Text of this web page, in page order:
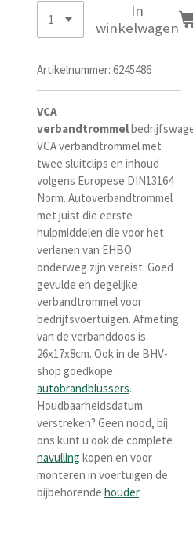
In
winkelwagen
Artikelnummer: 6245486
VCA
verbandtrommel
VCA verbandtrommel met
twee sluitclips en inhoud
volgens Europese DIN13164
Norm. Autoverbandtrommel
met juist die eerste
hulpmiddelen die voor het
verlenen van EHBO
onderweg zijn vereist. Goed
gevulde en degelijke
verbandtrommel voor
bedrijfsvoertuigen. Afmeting
van de verbanddoos is
26x17x8cm. Ook in de BHV-
shop goedkope
autobrandblussers.
Houdbaarheidsdatum
verstreken? Geen nood, bij
ons kunt u ook de complete
navulling kopen en voor
monteren in voertuigen de
bijbehorende houder.